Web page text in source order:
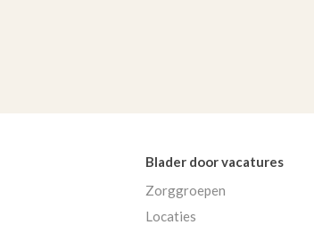
Blader door vacatures
Zorggroepen
Locaties